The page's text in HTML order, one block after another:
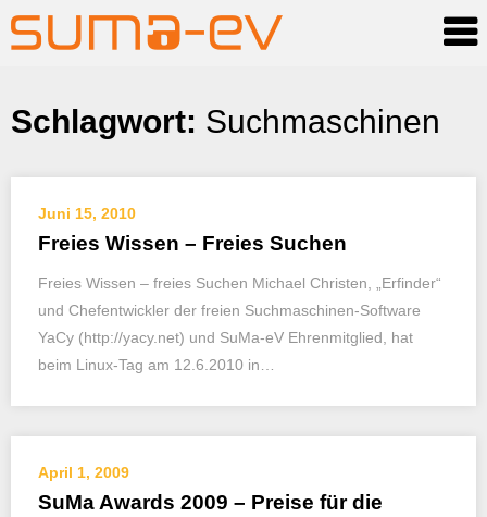
Skip
Schlagwort: Suchmaschinen
Juni 15, 2010
Freies Wissen – Freies Suchen
Freies Wissen – freies Suchen Michael Christen, „Erfinder“
und Chefentwickler der freien Suchmaschinen-Software
YaCy (http://yacy.net) und SuMa-eV Ehrenmitglied, hat
beim Linux-Tag am 12.6.2010 in…
April 1, 2009
SuMa Awards 2009 – Preise für die